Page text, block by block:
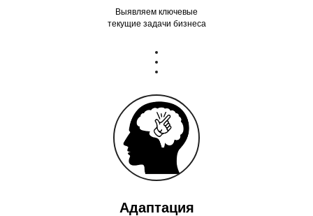
Выявляем ключевые
текущие задачи бизнеса
Адаптация